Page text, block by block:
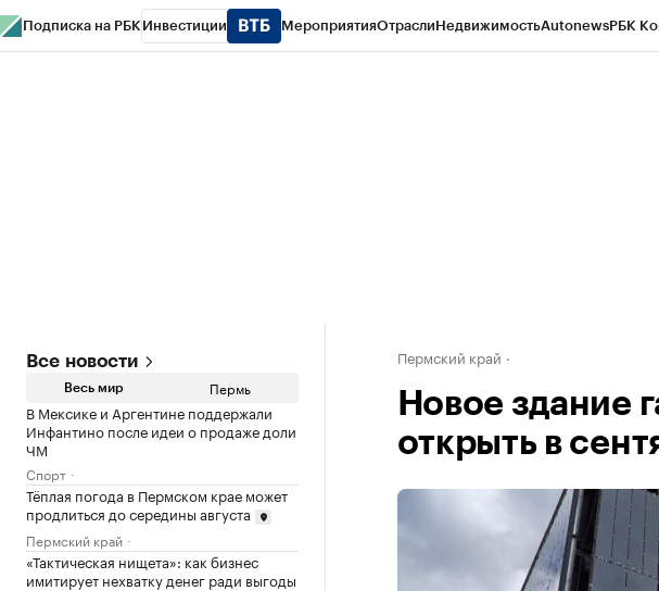
Подписка на РБК Инвестиции МероприятияОтраслиНедвижимостьAutonewsРБК
Все новости
Весь мир Пермь
В Мексике и Аргентине поддержали
Инфантино после идеи о продаже доли
ЧМ
Спорт
Тёплая погода в Пермском крае может
продлиться до середины августа
Пермский край
«Тактическая нищета»: как бизнес
имитирует нехватку денег ради выгоды
Пермский край
Новое здание
открыть в